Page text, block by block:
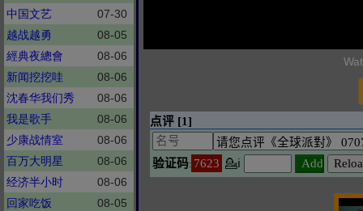
中国文艺
07-30
越战越勇
08-05
經典夜總會
08-06
新闻挖挖哇
08-06
沈春华我们秀
08-06
我是歌手
08-06
少康战情室
08-06
百万大明星
08-06
经济半小时
08-06
回家吃饭
08-05